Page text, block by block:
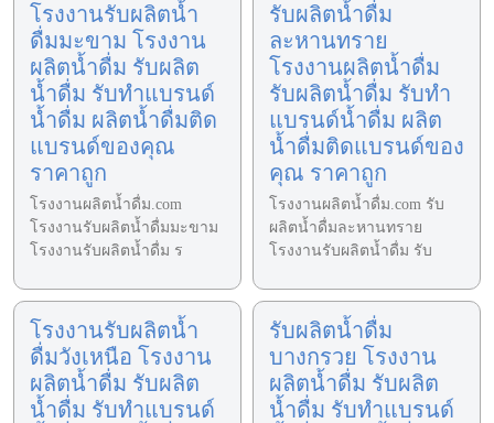
โรงงานรับผลิตน้ำ
ดื่มมะขาม โรงงาน
ผลิตน้ำดื่ม รับผลิต
น้ำดื่ม รับทำแบรนด์
น้ำดื่ม ผลิตน้ำดื่มติด
แบรนด์ของคุณ
ราคาถูก
โรงงานผลิตน้ำดื่ม.com
โรงงานรับผลิตน้ำดื่มมะขาม
โรงงานรับผลิตน้ำดื่ม ร
รับผลิตน้ำดื่ม
ละหานทราย
โรงงานผลิตน้ำดื่ม
รับผลิตน้ำดื่ม รับทำ
แบรนด์น้ำดื่ม ผลิต
น้ำดื่มติดแบรนด์ของ
คุณ ราคาถูก
โรงงานผลิตน้ำดื่ม.com รับ
ผลิตน้ำดื่มละหานทราย
โรงงานรับผลิตน้ำดื่ม รับ
โรงงานรับผลิตน้ำ
ดื่มวังเหนือ โรงงาน
ผลิตน้ำดื่ม รับผลิต
น้ำดื่ม รับทำแบรนด์
รับผลิตน้ำดื่ม
บางกรวย โรงงาน
ผลิตน้ำดื่ม รับผลิต
น้ำดื่ม รับทำแบรนด์